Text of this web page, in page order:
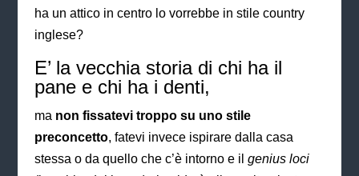
ha un attico in centro lo vorrebbe in stile country
inglese?
E’ la vecchia storia di chi ha il
pane e chi ha i denti,
ma non fissatevi troppo su uno stile
preconcetto, fatevi invece ispirare dalla casa
stessa o da quello che c’è intorno e il genius loci